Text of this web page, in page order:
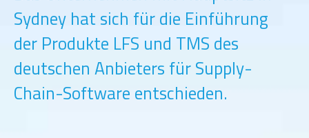
Sydney hat sich für die Einführung
der Produkte LFS und TMS des
deutschen Anbieters für Supply-
Chain-Software entschieden.